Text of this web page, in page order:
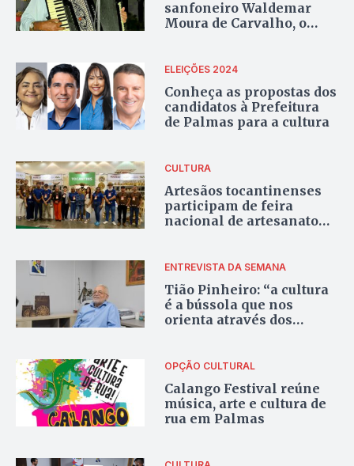
sanfoneiro Waldemar
Moura de Carvalho, o
ELEIÇÕES 2024
Conheça as propostas dos
candidatos à Prefeitura
de Palmas para a cultura
CULTURA
Artesãos tocantinenses
participam de feira
nacional de artesanato
ENTREVISTA DA SEMANA
Tião Pinheiro: “a cultura
é a bússola que nos
orienta através dos
OPÇÃO CULTURAL
Calango Festival reúne
música, arte e cultura de
rua em Palmas